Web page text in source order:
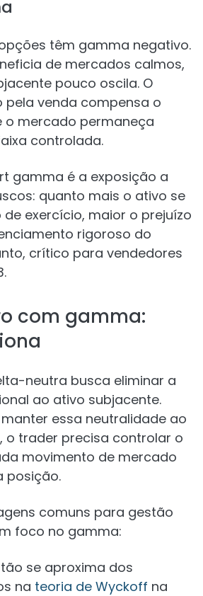
têm gamma negativo.
de mercados calmos,
pouco oscila. O
pela venda compensa o
o mercado permaneça
controlada.
gamma é a exposição a
quanto mais o ativo se
exercício, maior o prejuízo
rigoroso do
crítico para vendedores
com gamma:
neutra busca eliminar a
ao ativo subjacente.
essa neutralidade ao
o trader precisa controlar o
movimento de mercado
posição.
comuns para gestão
foco no gamma:
se aproxima dos
na teoria de Wyckoff na